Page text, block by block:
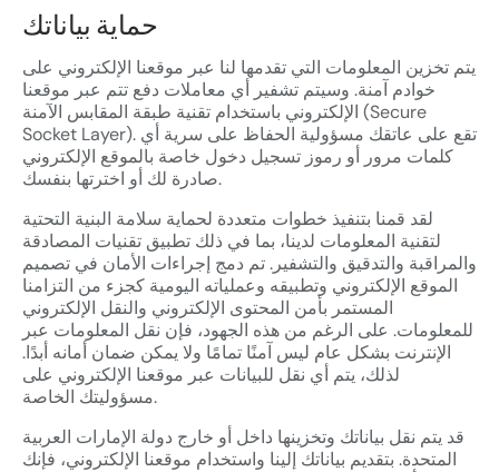
حماية بياناتك
يتم تخزين المعلومات التي تقدمها لنا عبر موقعنا الإلكتروني على
خوادم آمنة. وسيتم تشفير أي معاملات دفع تتم عبر موقعنا
الإلكتروني باستخدام تقنية طبقة المقابس الآمنة (Secure
Socket Layer). تقع على عاتقك مسؤولية الحفاظ على سرية أي
كلمات مرور أو رموز تسجيل دخول خاصة بالموقع الإلكتروني
صادرة لك أو اخترتها بنفسك.
لقد قمنا بتنفيذ خطوات متعددة لحماية سلامة البنية التحتية
لتقنية المعلومات لدينا، بما في ذلك تطبيق تقنيات المصادقة
والمراقبة والتدقيق والتشفير. تم دمج إجراءات الأمان في تصميم
الموقع الإلكتروني وتطبيقه وعملياته اليومية كجزء من التزامنا
المستمر بأمن المحتوى الإلكتروني والنقل الإلكتروني
للمعلومات. على الرغم من هذه الجهود، فإن نقل المعلومات عبر
الإنترنت بشكل عام ليس آمنًا تمامًا ولا يمكن ضمان أمانه أبدًا.
لذلك، يتم أي نقل للبيانات عبر موقعنا الإلكتروني على
مسؤوليتك الخاصة.
قد يتم نقل بياناتك وتخزينها داخل أو خارج دولة الإمارات العربية
المتحدة. بتقديم بياناتك إلينا واستخدام موقعنا الإلكتروني، فإنك